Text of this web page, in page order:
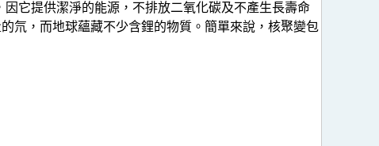
它提供潔淨的能源，不排放二氧化碳及不產生長壽命
氘，而地球蘊藏不少含鋰的物質。簡單來說，核聚變包